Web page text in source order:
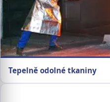
Tepelně odolné tkaniny